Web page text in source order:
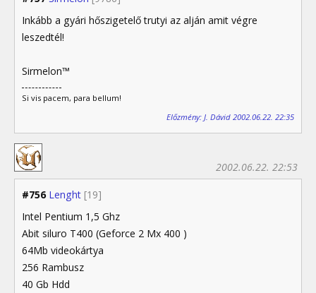
Inkább a gyári hőszigetelő trutyi az alján amit végre
leszedtél!
Sirmelon™
Si vis pacem, para bellum!
Előzmény: J. Dávid 2002.06.22. 22:35
#756 Lenght [19]
2002.06.22. 22:53
Intel Pentium 1,5 Ghz
Abit siluro T400 (Geforce 2 Mx 400 )
64Mb videokártya
256 Rambusz
40 Gb Hdd